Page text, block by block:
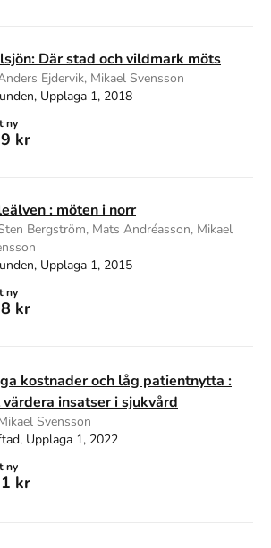
Där stad och vildmark möts
Ejdervik, Mikael Svensson
Upplaga 1, 2018
ny
kr
: möten i norr
Bergström, Mats Andréasson, Mikael
Upplaga 1, 2015
ny
kr
kostnader och låg patientnytta :
insatser i sjukvård
Svensson
Upplaga 1, 2022
ny
kr